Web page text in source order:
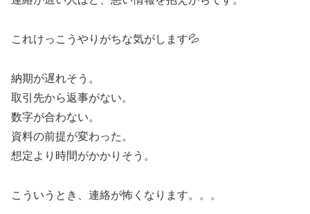
これけっこうやりがちな気がします💦
納期が遅れそう。
取引先から返事がない。
数字が合わない。
資料の前提が変わった。
想定より時間がかかりそう。
こういうとき、連絡が怖くなります。。。